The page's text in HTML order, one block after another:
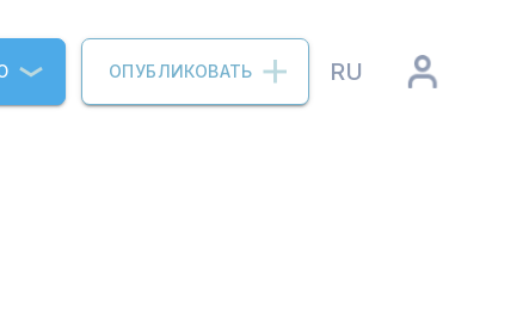
ОПУБЛИКОВАТЬ RU